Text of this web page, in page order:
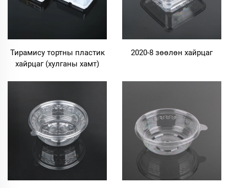
Тирамису тортны пластик
хайрцаг (хулганы хамт)
2020-8 зөөлөн хайрцаг